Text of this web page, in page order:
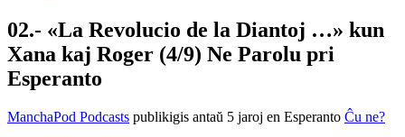
02.- «La Revolucio de la Diantoj …» kun
Xana kaj Roger (4/9) Ne Parolu pri
Esperanto
ManchaPod Podcasts publikigis antaŭ 5 jaroj en Esperanto Ĉu ne?